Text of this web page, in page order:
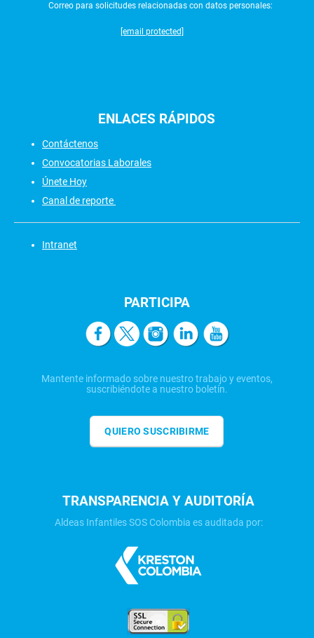
Correo para solicitudes relacionadas con datos personales:
[email protected]
ENLACES RÁPIDOS
Contáctenos
Convocatorias Laborales
Únete Hoy
Canal de reporte
Intranet
PARTICIPA
Mantente informado sobre nuestro trabajo y eventos,
suscribiéndote a nuestro boletín.
QUIERO SUSCRIBIRME
TRANSPARENCIA Y AUDITORÍA
Aldeas Infantiles SOS Colombia es auditada por: